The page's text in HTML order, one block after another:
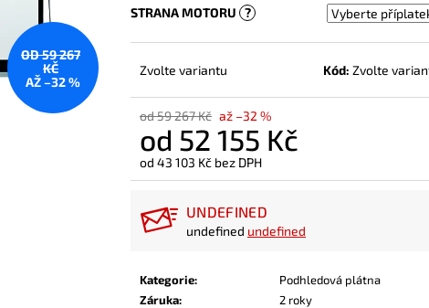
STRANA MOTORU ?
Zvolte variantu Kód: Zvolte
od 59 267 Kč až –32 %
od 52 155 Kč
od 43 103 Kč bez DPH
Měrná
UNDEFINED
undefined undefined
Kategorie:
Podhledová plátna
Záruka:
2 roky
OD 59 267
KČ
AŽ –32 %